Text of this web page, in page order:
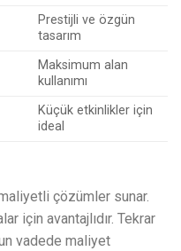
Prestijli ve özgün
tasarım
Maksimum alan
kullanımı
Küçük etkinlikler için
ideal
çözümler sunar.
için avantajlıdır. Tekrar
vadede maliyet